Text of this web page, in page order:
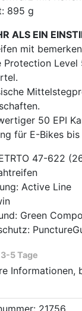
895 g
ALS EIN
mit
Protection
50 EPI
für E-Bikes
47-622
Active Line
Green
5 Tage
Informationen,